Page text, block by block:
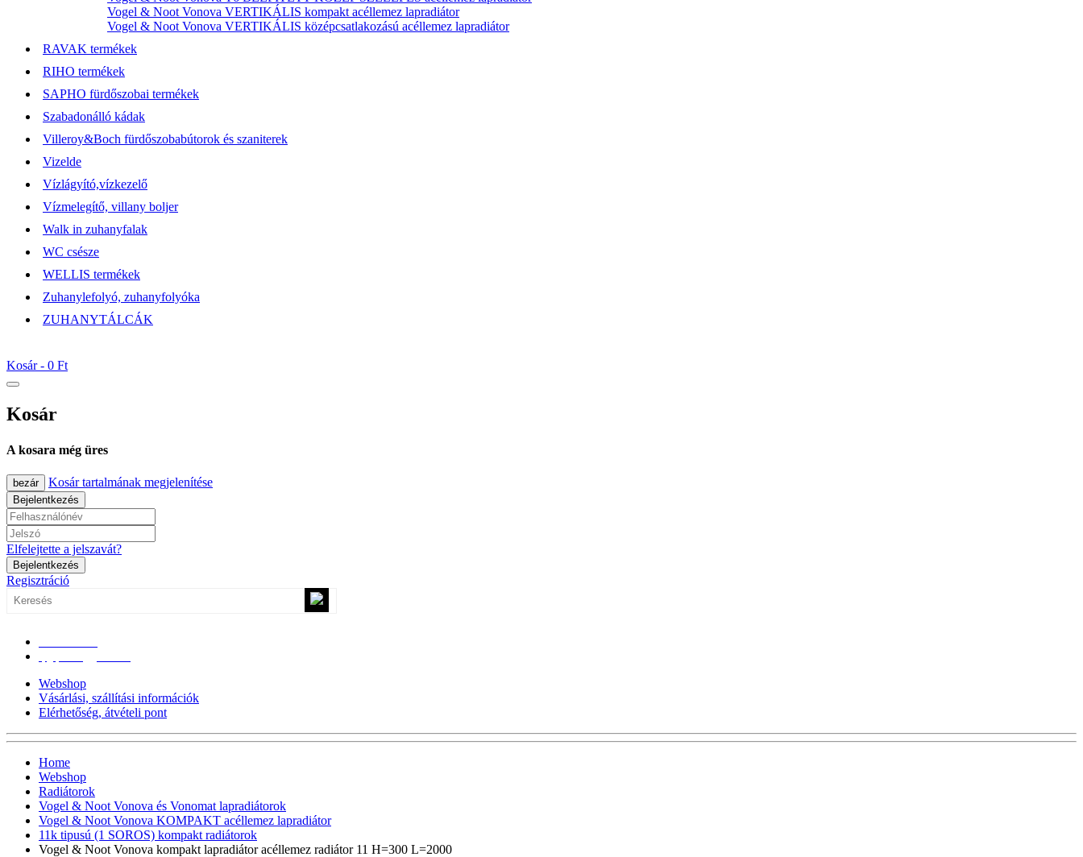
Vogel & Noot Vonova VERTIKÁLIS kompakt acéllemez lapradiátor
Vogel & Noot Vonova VERTIKÁLIS középcsatlakozású acéllemez lapradiátor
RAVAK termékek
RIHO termékek
SAPHO fürdőszobai termékek
Szabadonálló kádak
Villeroy&Boch fürdőszobabútorok és szaniterek
Vizelde
Vízlágyító,vízkezelő
Vízmelegítő, villany boljer
Walk in zuhanyfalak
WC csésze
WELLIS termékek
Zuhanylefolyó, zuhanyfolyóka
ZUHANYTÁLCÁK
Kosár - 0 Ft
Kosár
A kosara még üres
bezár Kosár tartalmának megjelenítése
Bejelentkezés
Elfelejtette a jelszavát?
Bejelentkezés
Regisztráció
Webshop
Vásárlási, szállítási információk
Elérhetőség, átvételi pont
Home
Webshop
Radiátorok
Vogel & Noot Vonova és Vonomat lapradiátorok
Vogel & Noot Vonova KOMPAKT acéllemez lapradiátor
11k tipusú (1 SOROS) kompakt radiátorok
Vogel & Noot Vonova kompakt lapradiátor acéllemez radiátor 11 H=300 L=2000